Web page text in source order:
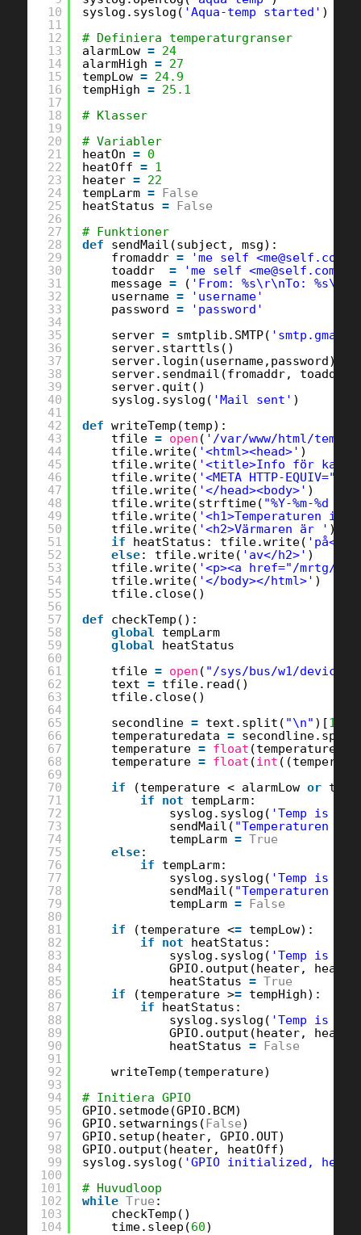
10
11
12
13
14
15
16
17
18
19
20
21
22
23
24
25
26
27
28
29
30
31
32
33
34
35
36
37
38
39
40
41
42
43
44
45
46
47
48
49
50
51
52
53
54
55
56
57
58
59
60
61
62
63
64
65
66
67
68
69
70
71
72
73
74
75
76
77
78
79
80
81
82
83
84
85
86
87
88
89
90
91
92
93
94
95
96
97
98
99
100
101
102
103
104
syslog.syslog( 'Aqua-temp started' )
# Definiera temperaturgranser
alarmLow = 24
alarmHigh = 27
tempLow = 24.9
tempHigh = 25.1
# Klasser
# Variabler
heatOn = 0
heatOff = 1
heater = 22
tempLarm = False
heatStatus = False
# Funktioner
def
sendMail(subject, msg):
fromaddr =
'me self <me@self.com>'
toaddr =
'me self <me@self.com>'
message = ( 'From: %s\r\nTo:
username =
'username'
password =
'password'
server = smtplib.SMTP(
server.starttls()
server.login(username,password)
server.sendmail(fromaddr, toaddr,
server.quit()
syslog.syslog( 'Mail sent' )
def writeTemp(temp):
tfile = open ( '/var/www/html/
tfile.write( '<html><head>' )
tfile.write( '<title>Info för kar
tfile.write( '<META HTTP-
tfile.write( '</head><body>' )
tfile.write(strftime( "%Y-%m-%d
tfile.write( '<h1>Temperaturen i
tfile.write( '<h2>Värmaren är ' )
if
heatStatus: tfile.write( 'på</
else: tfile.write( 'av</h2>' )
tfile.write( '<p><a href="/mrtg/
tfile.write( '</body></html>' )
tfile.close()
def
checkTemp():
global
tempLarm
global
heatStatus
tfile = open ( "/sys/bus/w1/devices/
text = tfile.read()
tfile.close()
secondline = text.split( "\n" )[1
temperaturedata =
temperature = float
temperature = float (int
if
(temperature < alarmLow or
if
not
tempLarm:
syslog.syslog( 'Temp is
sendMail( "Temperaturen
tempLarm = True
else:
if
tempLarm:
syslog.syslog( 'Temp is
sendMail( "Temperaturen ar
tempLarm = False
if
(temperature <= tempLow):
if
not
heatStatus:
syslog.syslog( 'Temp is '
GPIO.output(heater,
heatStatus = True
if
(temperature >= tempHigh):
if
heatStatus:
syslog.syslog( 'Temp is '
GPIO.output(heater,
heatStatus = False
writeTemp(temperature)
# Initiera GPIO
GPIO.setmode(GPIO.BCM)
GPIO.setwarnings(False)
GPIO.setup(heater, GPIO.OUT)
GPIO.output(heater, heatOff)
syslog.syslog( 'GPIO initialized,
# Huvudloop
while True :
checkTemp()
time.sleep(60)